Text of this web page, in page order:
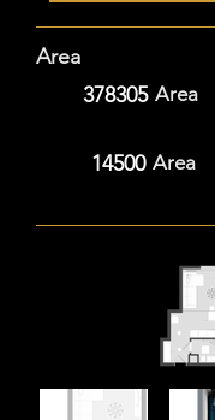
Area
378305 Area
14500 Area